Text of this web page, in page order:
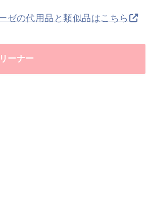
ゼの代用品と類似品はこちら
ーナー